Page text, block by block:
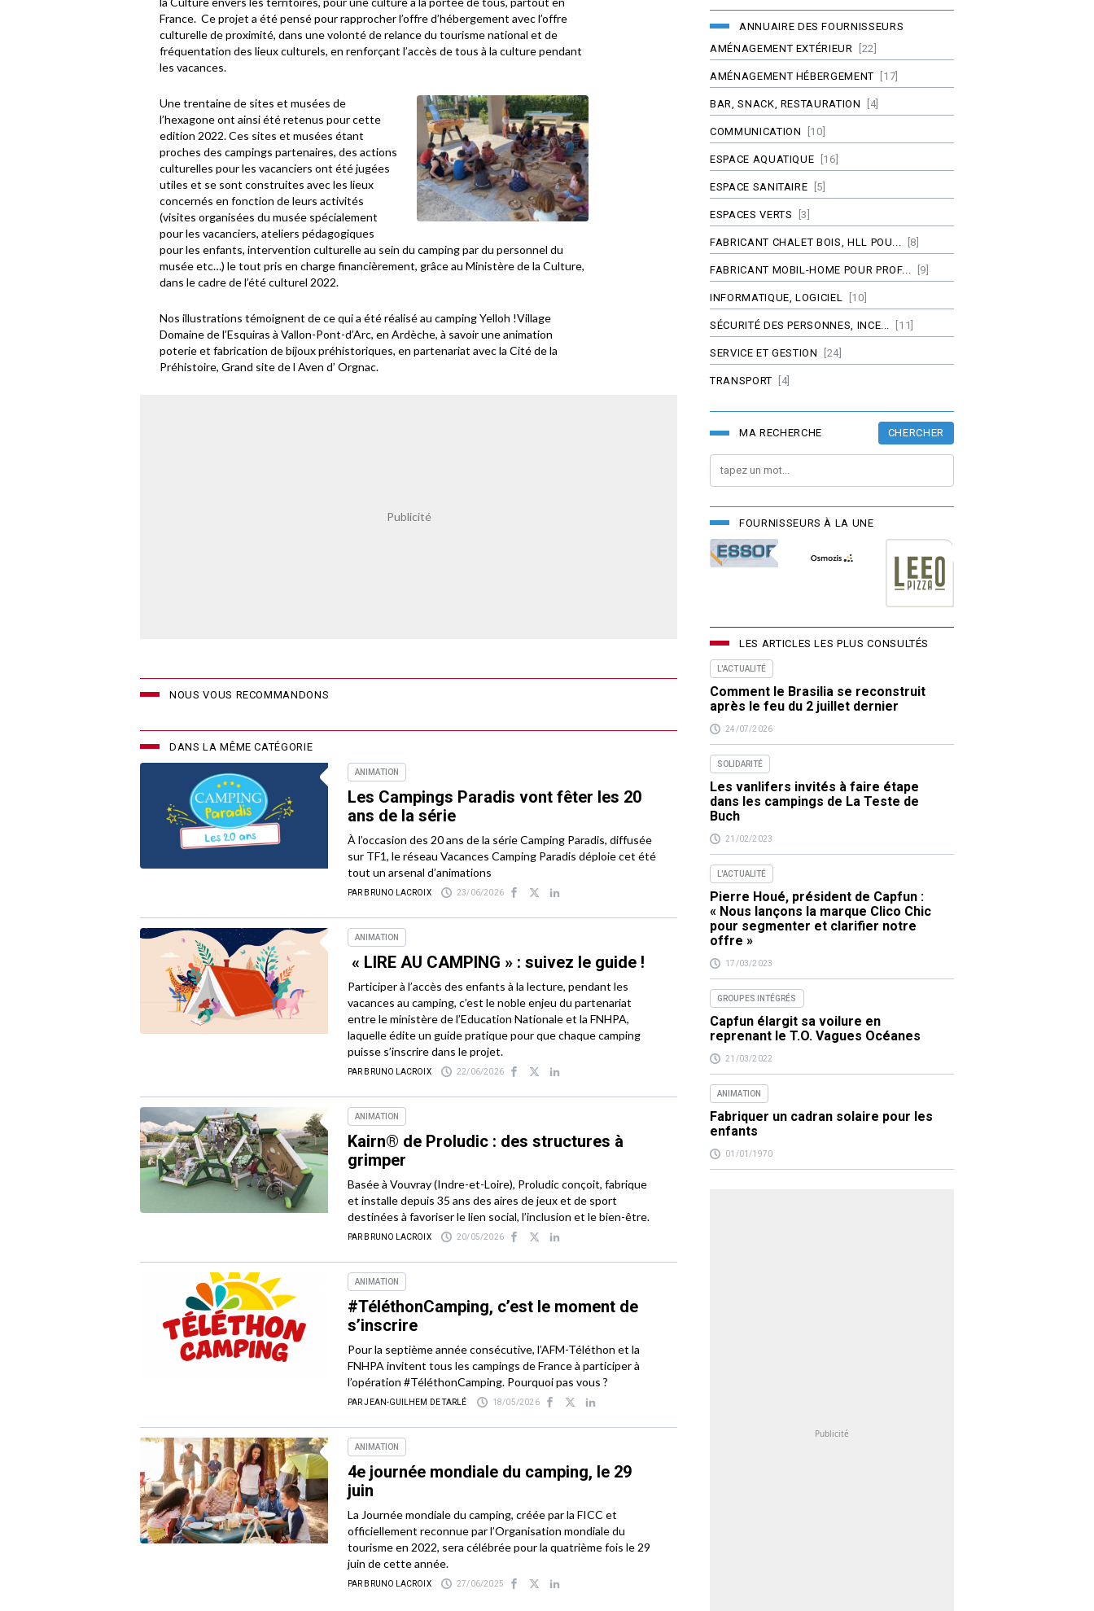
France. Ce projet a été pensé pour rapprocher l’offre d’hébergement avec l’offre
culturelle de proximité, dans une volonté de relance du tourisme national et de
fréquentation des lieux culturels, en renforçant l’accès de tous à la culture pendant
les vacances.
Une trentaine de sites et musées de
l’hexagone ont ainsi été retenus pour cette
edition 2022. Ces sites et musées étant
proches des campings partenaires, des actions
culturelles pour les vacanciers ont été jugées
utiles et se sont construites avec les lieux
concernés en fonction de leurs activités
(visites organisées du musée spécialement
pour les vacanciers, ateliers pédagogiques
pour les enfants, intervention culturelle au sein du camping par du personnel du
musée etc…) le tout pris en charge financièrement, grâce au Ministère de la Culture,
dans le cadre de l’été culturel 2022.
Nos illustrations témoignent de ce qui a été réalisé au camping Yelloh !Village
Domaine de l’Esquiras à Vallon-Pont-d’Arc, en Ardèche, à savoir une animation
poterie et fabrication de bijoux préhistoriques, en partenariat avec la Cité de la
Préhistoire, Grand site de l Aven d’ Orgnac.
NOUS VOUS RECOMMANDONS
DANS LA MÊME CATÉGORIE
ANIMATION
Les Campings Paradis vont fêter les 20
ans de la série
À l’occasion des 20 ans de la série Camping Paradis, diffusée
sur TF1, le réseau Vacances Camping Paradis déploie cet été
tout un arsenal d’animations
PAR BRUNO LACROIX 23/06/2026
ANIMATION
« LIRE AU CAMPING » : suivez le guide !
Participer à l’accès des enfants à la lecture, pendant les
vacances au camping, c’est le noble enjeu du partenariat
entre le ministère de l’Education Nationale et la FNHPA,
laquelle édite un guide pratique pour que chaque camping
puisse s’inscrire dans le projet.
PAR BRUNO LACROIX 22/06/2026
ANIMATION
Kairn® de Proludic : des structures à
grimper
Basée à Vouvray (Indre-et-Loire), Proludic conçoit, fabrique
et installe depuis 35 ans des aires de jeux et de sport
destinées à favoriser le lien social, l’inclusion et le bien-être.
PAR BRUNO LACROIX 20/05/2026
ANIMATION
#TéléthonCamping, c’est le moment de
s’inscrire
Pour la septième année consécutive, l’AFM-Téléthon et la
FNHPA invitent tous les campings de France à participer à
l’opération #TéléthonCamping. Pourquoi pas vous ?
PAR JEAN-GUILHEM DE TARLÉ 18/05/2026
ANIMATION
4e journée mondiale du camping, le 29
juin
La Journée mondiale du camping, créée par la FICC et
officiellement reconnue par l’Organisation mondiale du
tourisme en 2022, sera célébrée pour la quatrième fois le 29
juin de cette année.
PAR BRUNO LACROIX 27/06/2025
ANNUAIRE DES FOURNISSEURS
AMÉNAGEMENT EXTÉRIEUR
[22]
AMÉNAGEMENT HÉBERGEMENT [17]
BAR, SNACK, RESTAURATION [4]
COMMUNICATION [10]
ESPACE AQUATIQUE [16]
ESPACE SANITAIRE [5]
ESPACES VERTS [3]
FABRICANT CHALET BOIS, HLL POU... [8]
FABRICANT MOBIL-HOME POUR PROF... [9]
INFORMATIQUE, LOGICIEL [10]
SÉCURITÉ DES PERSONNES, INCE... [11]
SERVICE ET GESTION [24]
TRANSPORT [4]
MA RECHERCHE CHERCHER
FOURNISSEURS À LA UNE
LES ARTICLES LES PLUS CONSULTÉS
L'ACTUALITÉ
Comment le Brasilia se reconstruit
après le feu du 2 juillet dernier
24/07/2026
SOLIDARITÉ
Les vanlifers invités à faire étape
dans les campings de La Teste de
Buch
21/02/2023
L'ACTUALITÉ
Pierre Houé, président de Capfun :
« Nous lançons la marque Clico Chic
pour segmenter et clarifier notre
offre »
17/03/2023
GROUPES INTÉGRÉS
Capfun élargit sa voilure en
reprenant le T.O. Vagues Océanes
21/03/2022
ANIMATION
Fabriquer un cadran solaire pour les
enfants
01/01/1970